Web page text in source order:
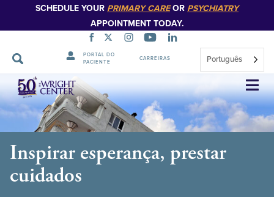
SCHEDULE YOUR PRIMARY CAREOR PSYCHIATRY
APPOINTMENT TODAY.
PORTAL DO
PACIENTE
CARREIRAS Português
Saltar
navegação
Inspirar esperança, prestar
cuidados